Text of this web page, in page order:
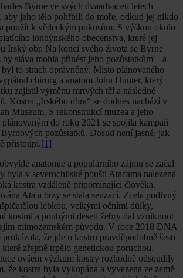
Byrne ve svých dvaadvaceti letech
aby jeho tělo pohřbili do moře, odkud jej nikdo
použít k vědeckým pokusům. S výškou okolo
londýnského obecenstva, které jej
Irský obr. Na konci svého života se Byrne
sláva mohla přinést jeho pozůstatkům – a
to strach oprávněný. Místo plánovaného
chirurg a anatom John Hunter, který
zajistil výměnu mrtvých těl a následně
Kostra „Irského obra“ se dodnes nachází v
Museum. S rekonstrukcí muzea a jeho
do roku 2021 se spojila kampaň
pozůstatků. Dosud není jasné, jak
přistoupí.[1]
anatomie a populárního zájmu se začal
byla v severochilské poušti Atacama nalezena
kostra vzdáleně připomínající člověka.
Ata a brzy se stala senzací. Zcela podivný
lebkou, velkými očními důlky,
kostmi a pouhými deseti žebry dal vzniknout
mimozemském původu. V roce 2018 DNA
že jde o kostru pravděpodobně šesti
zřejmě trpělo genetickou poruchou.
ovšem výzkum kostry rozhodně odsoudily
že kostra byla vykopána a vyvezena ze země